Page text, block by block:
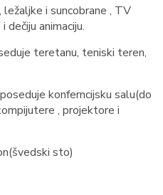
i suncobrane , TV
dečiju animaciju.
teretanu, teniski teren,
konferncijsku salu(do
, projektore i
sto)